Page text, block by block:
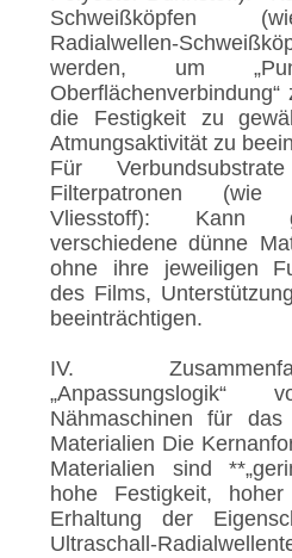
Schweißköpfen
Radialwellen-
werden, um
die Festigkeit zu
Atmungsaktivität zu
Für
Filterpatronen (wie
Vliesstoff): Kann
verschiedene dünne
ohne ihre jeweiligen
des Films,
beeinträchtigen.
IV.
„Anpassungslogik“
Nähmaschinen für
Materialien Die
Materialien sind
hohe Festigkeit,
Erhaltung der
Ultraschall-